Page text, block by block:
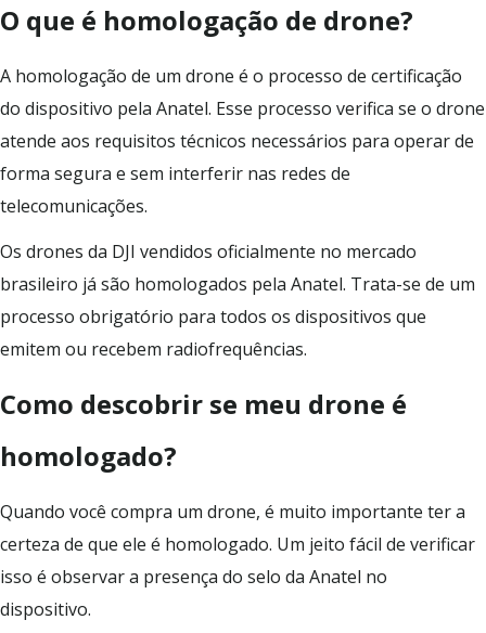
O que é homologação de drone?
A homologação de um drone é o processo de certificação
do dispositivo pela Anatel. Esse processo verifica se o drone
atende aos requisitos técnicos necessários para operar de
forma segura e sem interferir nas redes de
telecomunicações.
Os drones da DJI vendidos oficialmente no mercado
brasileiro já são homologados pela Anatel. Trata-se de um
processo obrigatório para todos os dispositivos que
emitem ou recebem radiofrequências.
Como descobrir se meu drone é
homologado?
Quando você compra um drone, é muito importante ter a
certeza de que ele é homologado. Um jeito fácil de verificar
isso é observar a presença do selo da Anatel no
dispositivo.